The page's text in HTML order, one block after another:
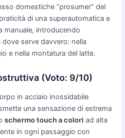
domestiche “prosumer” del
di una superautomatica e
manuale, introducendo
dove serve davvero: nella
e nella montatura del latte.
(Voto: 9/10)
in acciaio inossidabile
una sensazione di estrema
schermo touch a colori ad alta
in ogni passaggio con